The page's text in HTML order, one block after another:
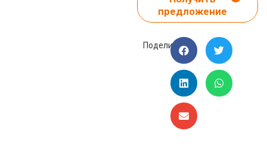
предложение
Поделиться: